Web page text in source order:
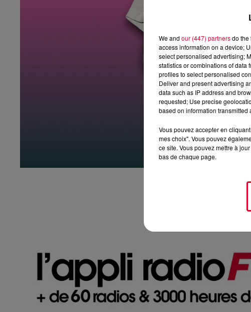
We and our (447) partnersdo the
access information on a device;
select personalised advertising;
statistics or combinations of data
profiles to select personalised
Deliver and present advertising
data such as IP address and
requested; Use precise
based on information transmitted
Vous pouvez accepter en
mes choix". Vous pouvez
ce site. Vous pouvez mettre à
bas de chaque page.